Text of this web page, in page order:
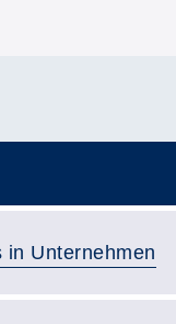
Unternehmen